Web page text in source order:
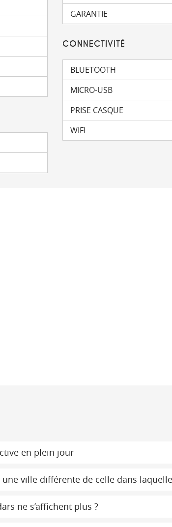
GARANTIE
CONNECTIVITÉ
BLUETOOTH
MICRO-USB
PRISE CASQUE
WIFI
en plein jour
ville différente de celle dans
ne s’affichent plus ?